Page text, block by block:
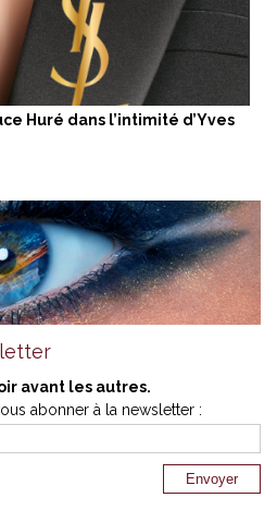
Huré dans l’intimité d’Yves
avant les autres.
abonner à la newsletter :